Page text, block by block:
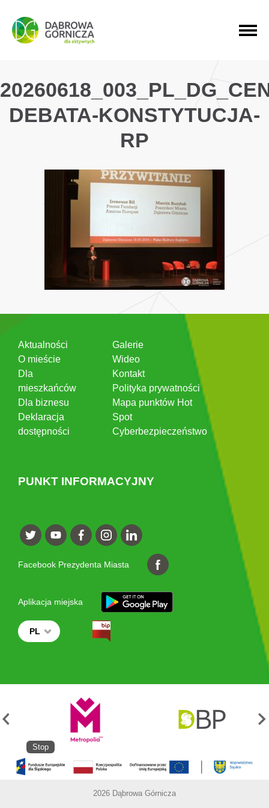
PRZEJDŹ DO MENU GŁÓWNEGO
PRZEJDŹ DO WYSZUKIWARKI
PRZEJDŹ DO TREŚCI
DEBATA-KONSTYTUCJA-
RP
Aktualności
O mieście
Dla
mieszkańców
Dla biznesu
Deklaracja
dostępności
Galerie
Wideo
Kontakt
Polityka prywatności
Mapa punktów Hot
Spot
Cyberbezpieczeństwo
PUNKT INFORMACYJNY
Facebook Prezydenta Miasta
Aplikacja miejska
PL
Stop
2026 Dąbrowa Górnicza